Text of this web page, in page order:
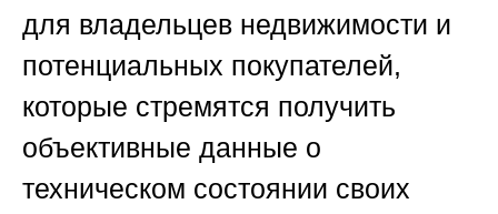
для владельцев недвижимости и
потенциальных покупателей,
которые стремятся получить
объективные данные о
техническом состоянии своих